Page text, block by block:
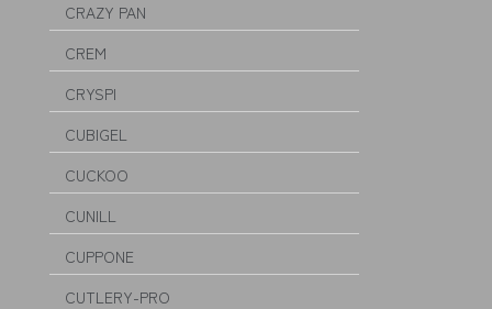
CRAZY PAN
CREM
CRYSPI
CUBIGEL
CUCKOO
CUNILL
CUPPONE
CUTLERY-PRO